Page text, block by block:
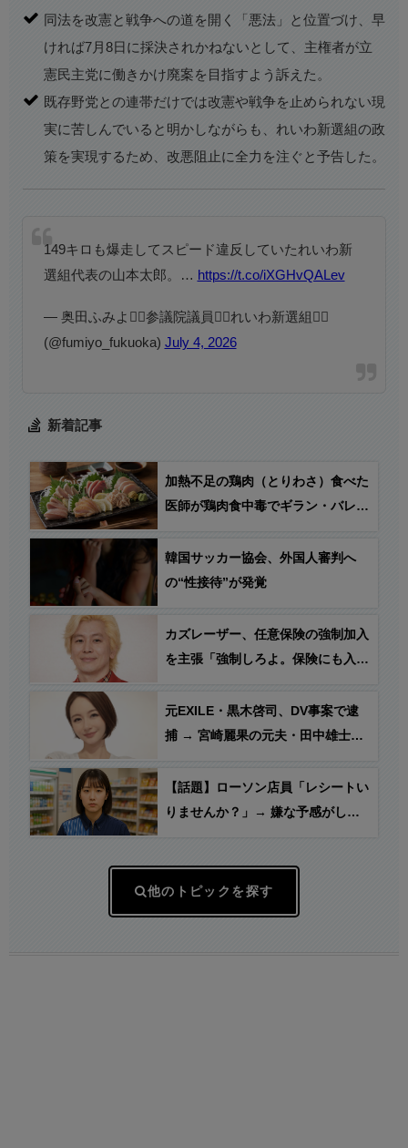
同法を改憲と戦争への道を開く「悪法」と位置づけ、早
ければ7月8日に採決されかねないとして、主権者が立
憲民主党に働きかけ廃案を目指すよう訴えた。
既存野党との連帯だけでは改憲や戦争を止められない現
実に苦しんでいると明かしながらも、れいわ新選組の政
策を実現するため、改悪阻止に全力を注ぐと予告した。
149キロも爆走してスピード違反していたれいわ新
選組代表の山本太郎。… https://t.co/iXGHvQALev
— 奥田ふみよ❤️‍🔥参議院議員❤️‍🔥れいわ新選組❤️‍🔥
(@fumiyo_fukuoka) July 4, 2026
新着記事
加熱不足の鶏肉（とりわさ）食べた
医師が鶏肉食中毒でギラン・バレー
韓国サッカー協会、外国人審判へ
の“性接待”が発覚
カズレーザー、任意保険の強制加入
を主張「強制しろよ。保険にも入れ
律を改正しないの？」
元EXILE・黒木啓司、DV事案で逮
捕 → 宮崎麗果の元夫・田中雄士
【話題】ローソン店員「レシートい
りませんか？」→ 嫌な予感がした
他のトピックを探す